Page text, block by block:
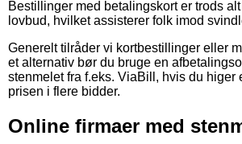
Bestillinger med betalingskort er trods
lovbud, hvilket assisterer folk imod
Generelt tilråder vi kortbestillinger eller
et alternativ bør du bruge en
stenmelet fra f.eks. ViaBill, hvis du higer
prisen i flere bidder.
Online firmaer med